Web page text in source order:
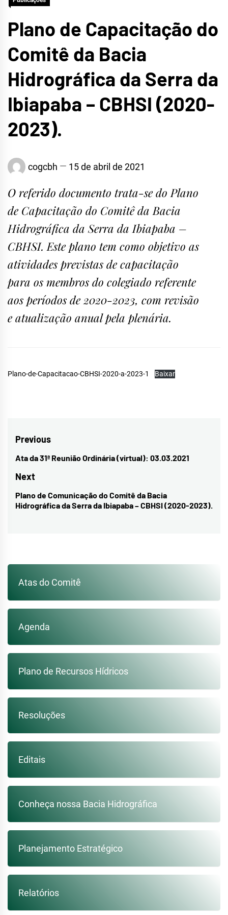
Plano de Capacitação do
Comitê da Bacia
Hidrográfica da Serra da
Ibiapaba – CBHSI (2020-
2023).
cogcbh 15 de abril de 2021
O referido documento trata-se do Plano
de Capacitação do Comitê da Bacia
Hidrográfica da Serra da Ibiapaba –
CBHSI. Este plano tem como objetivo as
atividades previstas de capacitação
para os membros do colegiado referente
aos períodos de 2020-2023, com revisão
e atualização anual pela plenária.
Plano-de-Capacitacao-CBHSI-2020-a-2023-1 Baixar
Navegação
de
Post
Previous
Previous
post:
Ata da 31ª Reunião Ordinária (virtual): 03.03.2021
Next
Next
post:
Plano de Comunicação do Comitê da Bacia
Hidrográfica da Serra da Ibiapaba – CBHSI (2020-2023).
Atas do Comitê
Agenda
Plano de Recursos Hídricos
Resoluções
Editais
Conheça nossa Bacia Hidrográfica
Planejamento Estratégico
Relatórios